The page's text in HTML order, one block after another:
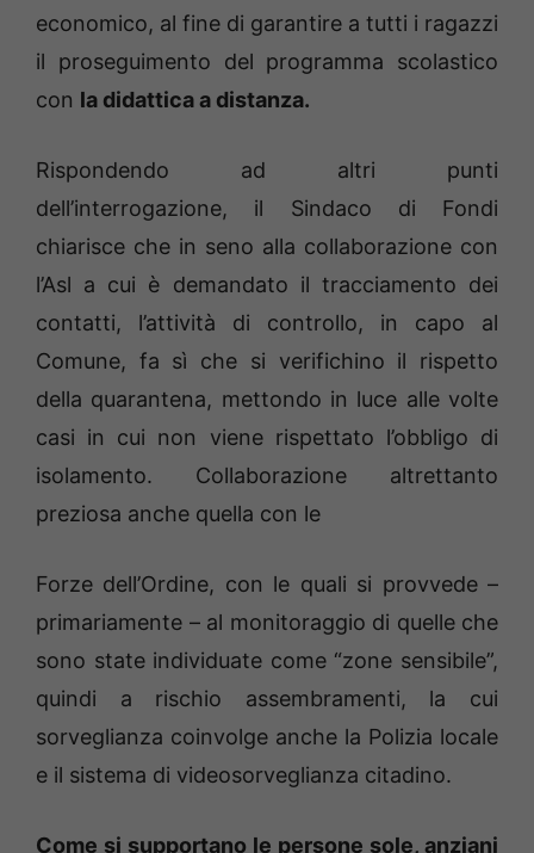
economico, al fine di garantire a tutti i ragazzi
il proseguimento del programma scolastico
con la didattica a distanza.
Rispondendo ad altri punti
dell’interrogazione, il Sindaco di Fondi
chiarisce che in seno alla collaborazione con
l’Asl a cui è demandato il tracciamento dei
contatti, l’attività di controllo, in capo al
Comune, fa sì che si verifichino il rispetto
della quarantena, mettondo in luce alle volte
casi in cui non viene rispettato l’obbligo di
isolamento. Collaborazione altrettanto
preziosa anche quella con le
Forze dell’Ordine, con le quali si provvede –
primariamente – al monitoraggio di quelle che
sono state individuate come “zone sensibile”,
quindi a rischio assembramenti, la cui
sorveglianza coinvolge anche la Polizia locale
e il sistema di videosorveglianza citadino.
Come si supportano le persone sole, anziani